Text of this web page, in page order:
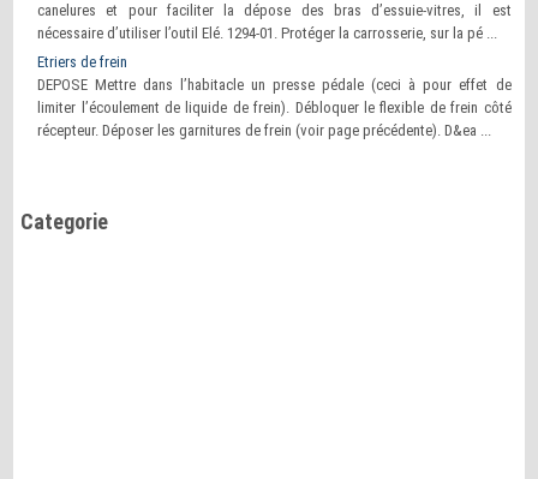
canelures et pour faciliter la dépose des bras d’essuie-vitres, il est
nécessaire d’utiliser l’outil Elé. 1294-01. Protéger la carrosserie, sur la pé ...
Etriers de frein
DEPOSE Mettre dans l’habitacle un presse pédale (ceci à pour effet de
limiter l’écoulement de liquide de frein). Débloquer le flexible de frein côté
récepteur. Déposer les garnitures de frein (voir page précédente). D&ea ...
Categorie